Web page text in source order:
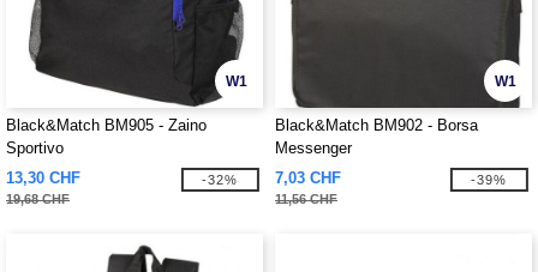
W1
Black&Match BM905 - Zaino
Sportivo
13,30 CHF
19,68 CHF
-32%
W1
Black&Match BM902 - Borsa
Messenger
7,03 CHF
11,56 CHF
-39%